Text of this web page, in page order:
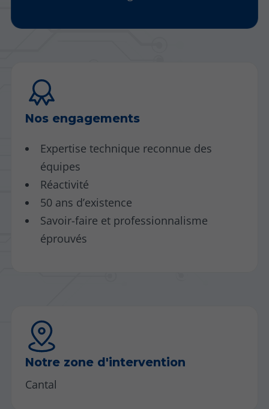
Nos engagements
Expertise technique reconnue des
équipes
Réactivité
50 ans d’existence
Savoir-faire et professionnalisme
éprouvés
Notre zone d'intervention
Cantal